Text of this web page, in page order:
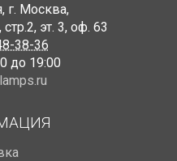
, г. Москва,
, эт. 3, оф. 63
38-36
до 19:00